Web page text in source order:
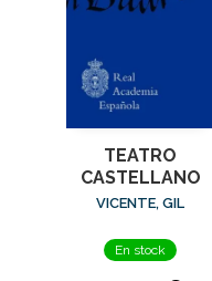
TEATRO
CASTELLANO
VICENTE, GIL
En stock